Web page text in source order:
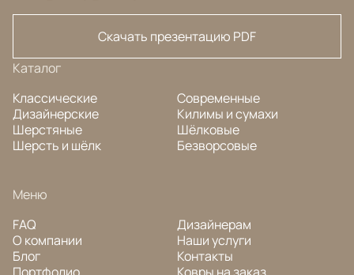
Скачать презентацию PDF
Каталог
Классические
Дизайнерские
Шерстяные
Шерсть и шёлк
Современные
Килимы и сумахи
Шёлковые
Безворсовые
Меню
FAQ
О компании
Блог
Дизайнерам
Наши услуги
Контакты